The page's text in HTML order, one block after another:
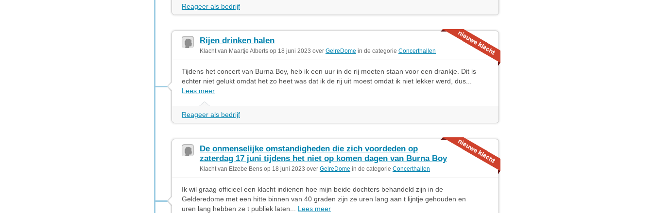
Reageer als bedrijf
Rijen drinken halen
Klacht van Maartje Alberts op 18 juni 2023 over GelreDome in de categorie Concerthallen
Tijdens het concert van Burna Boy, heb ik een uur in de rij moeten staan voor een drankje. Dit is
echter niet gelukt omdat het zo heet was dat ik de rij uit moest omdat ik niet lekker werd, dus...
Lees meer
Reageer als bedrijf
De onmenselijke omstandigheden die zich voordeden op
zaterdag 17 juni tijdens het niet op komen dagen van Burna Boy
Klacht van Elzebe Bens op 18 juni 2023 over GelreDome in de categorie Concerthallen
Ik wil graag officieel een klacht indienen hoe mijn beide dochters behandeld zijn in de
Gelderedome met een hitte binnen van 40 graden zijn ze uren lang aan t lijntje gehouden en
uren lang hebben ze t publiek laten... Lees meer